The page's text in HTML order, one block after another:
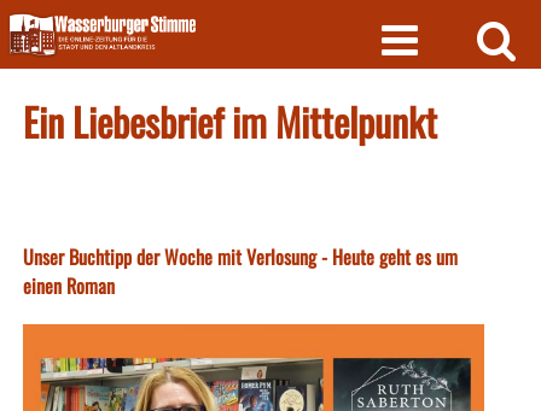
Skip
to
content
Ein Liebesbrief im Mittelpunkt
Unser Buchtipp der Woche mit Verlosung - Heute geht es um
einen Roman